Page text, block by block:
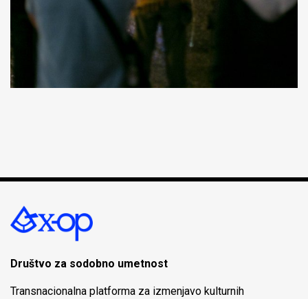
Društvo za sodobno umetnost
Transnacionalna platforma za izmenjavo kulturnih